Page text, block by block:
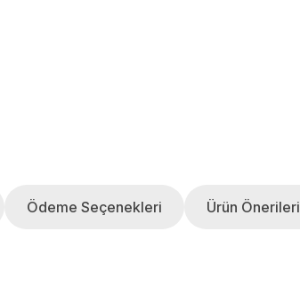
Ödeme Seçenekleri Ürün Önerileri